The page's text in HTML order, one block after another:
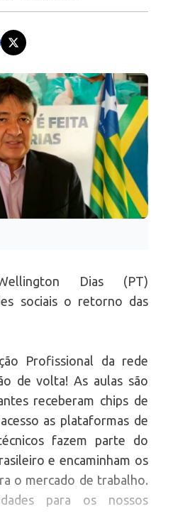
Dias (PT)
sociais o retorno das
Profissional da rede
de volta! As aulas são
receberam chips de
as plataformas de
fazem parte do
e encaminham os
o mercado de trabalho.
para os nossos